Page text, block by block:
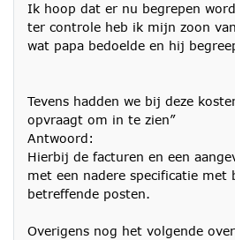
Ik hoop dat er nu begrepen
ter controle heb ik mijn zoon
wat papa bedoelde en hij
Tevens hadden we bij deze
opvraagt om in te zien”
Antwoord:
Hierbij de facturen en een
met een nadere specificatie
betreffende posten.
Overigens nog het volgende